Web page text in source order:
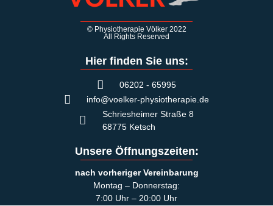
© Physiotherapie Völker 2022
All Rights Reserved
Hier finden Sie uns:
06202 - 65995
info@voelker-physiotherapie.de
Schriesheimer Straße 8
68775 Ketsch
Unsere Öffnungszeiten:
nach vorheriger Vereinbarung
Montag – Donnerstag:
7:00 Uhr – 20:00 Uhr